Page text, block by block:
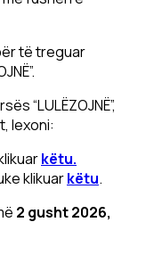
të treguar
“LULËZOJNË”,
lexoni:
këtu.
klikuarkëtu.
2 gusht 2026,